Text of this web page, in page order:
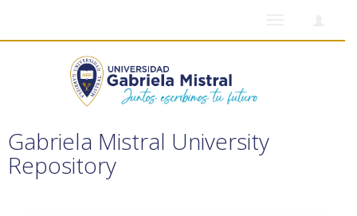
Gabriela Mistral University
Repository